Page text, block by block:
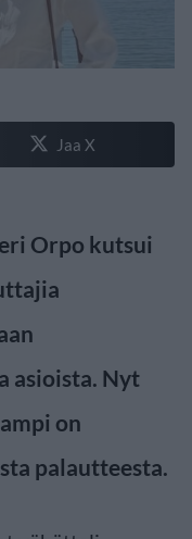
Jaa X
Orpo kutsui
asioista. Nyt
on
palautteesta.